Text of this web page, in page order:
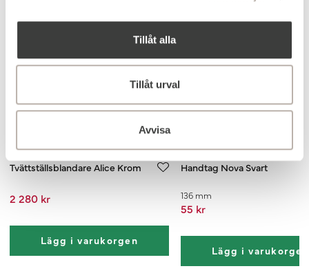
Tillåt alla
Tillåt urval
Avvisa
Tvättställsblandare Alice Krom
2 280 kr
Lägg i varukorgen
Handtag Nova Svart
136 mm
55 kr
Lägg i varukorgen